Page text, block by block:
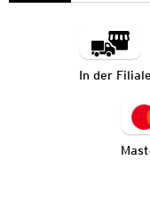
In der Filiale